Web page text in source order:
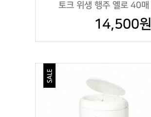
토크 위생 행주 옐로 40매
14,500원